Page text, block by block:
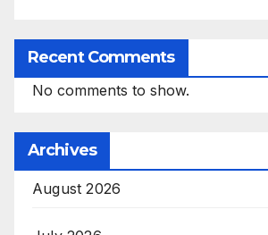
Recent Comments
No comments to show.
Archives
August 2026